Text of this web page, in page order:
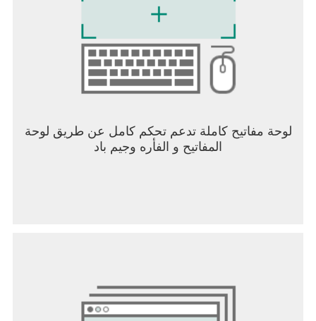
لوحة مفاتيح كاملة تدعم تحكم كامل عن طريق لوحة
المفاتيح و الفأره وجيم باد